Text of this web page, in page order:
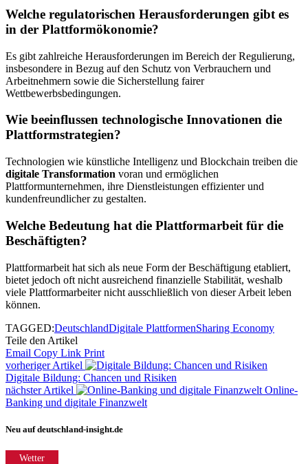
Welche regulatorischen Herausforderungen gibt es
in der Plattformökonomie?
Es gibt zahlreiche Herausforderungen im Bereich der Regulierung,
insbesondere in Bezug auf den Schutz von Verbrauchern und
Arbeitnehmern sowie die Sicherstellung fairer
Wettbewerbsbedingungen.
Wie beeinflussen technologische Innovationen die
Plattformstrategien?
Technologien wie künstliche Intelligenz und Blockchain treiben die
digitale Transformation voran und ermöglichen
Plattformunternehmen, ihre Dienstleistungen effizienter und
kundenfreundlicher zu gestalten.
Welche Bedeutung hat die Plattformarbeit für die
Beschäftigten?
Plattformarbeit hat sich als neue Form der Beschäftigung etabliert,
bietet jedoch oft nicht ausreichend finanzielle Stabilität, weshalb
viele Plattformarbeiter nicht ausschließlich von dieser Arbeit leben
können.
TAGGED:DeutschlandDigitale PlattformenSharing Economy
Teile den Artikel
Email Copy Link Print
vorheriger Artikel
Digitale Bildung: Chancen und Risiken
nächster Artikel
Online-
Banking und digitale Finanzwelt
Neu auf deutschland-insight.de
Wetter